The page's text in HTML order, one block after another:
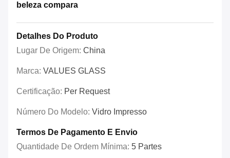
beleza compara
Detalhes Do Produto
Lugar De Origem: China
Marca: VALUES GLASS
Certificação: Per Request
Número Do Modelo: Vidro Impresso
Termos De Pagamento E Envio
Quantidade De Ordem Mínima: 5 Partes